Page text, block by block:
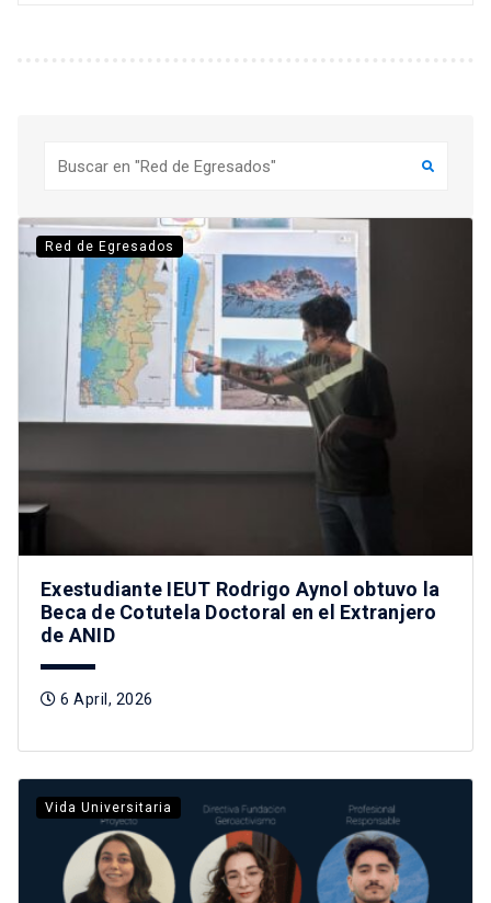
Red de Egresados
Exestudiante IEUT Rodrigo Aynol obtuvo la
Beca de Cotutela Doctoral en el Extranjero
de ANID
6 April, 2026
Vida Universitaria